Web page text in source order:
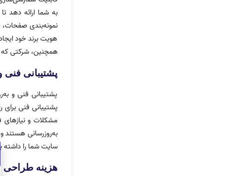
به شما ارائه دهد
نمونه‌بندی صفحات،
هویت برند خود
همچنین، شرکتی که
پشتیبانی
پشتیبانی فنی و
پشتیبانی فنی
مشکلات و نیازهای
به‌روزرسانی هستند
سایت شما را داشته
هزینه